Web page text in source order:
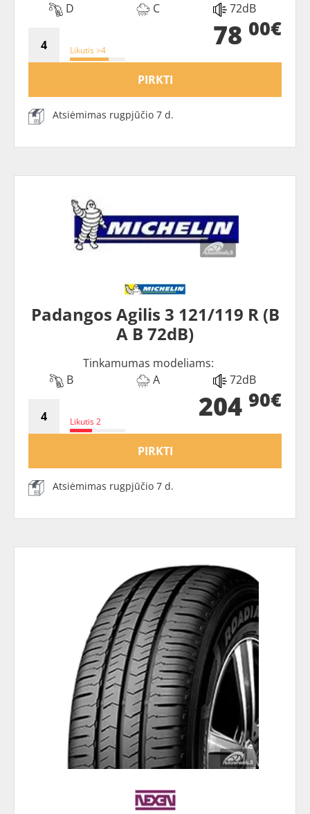
D
C 72dB
Likutis >4 78 00€
PIRKTI
Atsiėmimas rugpjūčio 7 d.
Padangos Agilis 3 121/119 R (B
A B 72dB)
Tinkamumas modeliams:
B
A 72dB
Likutis 2 204 90€
PIRKTI
Atsiėmimas rugpjūčio 7 d.